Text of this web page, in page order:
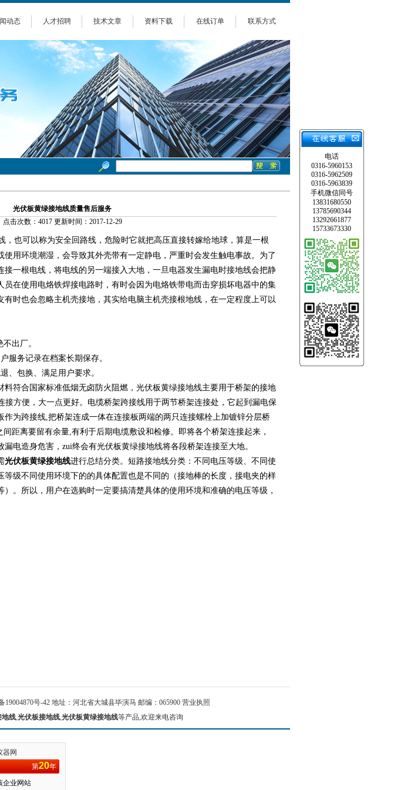
动态 人才招聘 技术文章 资料下载 在线订单 联系方式
光伏板黄绿接地线质量售后服务
点击次数：4017 更新时间：2017-12-29
，也可以称为安全回路线，危险时它就把高压直接转嫁给地球，算是一根
用环境潮湿，会导致其外壳带有一定静电，严重时会发生触电事故。为了
一根电线，将电线的另一端接入大地，一旦电器发生漏电时接地线会把静
在使用电烙铁焊接电路时，有时会因为电烙铁带电而击穿损坏电器中的集
时也会忽略主机壳接地，其实给电脑主机壳接根地线，在一定程度上可以
出厂。
务记录在档案长期保存。
包换、满足用户要求。
料符合国家标准低烟无卤防火阻燃，光伏板黄绿接地线主要用于桥架的接地
接方便，大一点更好。电缆桥架跨接线用于两节桥架连接处，它起到漏电保
为跨接线,把桥架连成一体在连接板两端的两只连接螺栓上加镀锌分层桥
距离要留有余量,有利于后期电缆敷设和检修。即将各个桥架连接起来，
电造身危害，zui终会有光伏板黄绿接地线将各段桥架连接至大地。
光伏板黄绿接地线进行总结分类。短路接地线分类：不同电压等级、不同使
级不同使用环境下的的具体配置也是不同的（接地棒的长度，接电夹的样
。所以，用户在选购时一定要搞清楚具体的使用环境和准确的电压等级，
19004870号-42 地址：河北省大城县毕演马 邮编：065900 营业执照
地线,光伏板接地线,光伏板黄绿接地线等产品,欢迎来电咨询
电话
0316-5960153
0316-5962509
0316-5963839
手机微信同号
13831680550
13785690344
13292661877
15733673330
器网
第20年
企业网站